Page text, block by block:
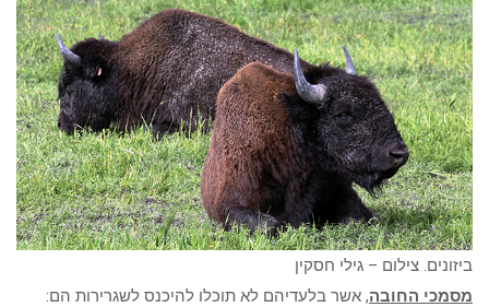
ביזונים. צילום – גילי חסקין
מסמכי החובה, אשר בלעדיהם לא תוכלו להיכנס לשגרירות הם: